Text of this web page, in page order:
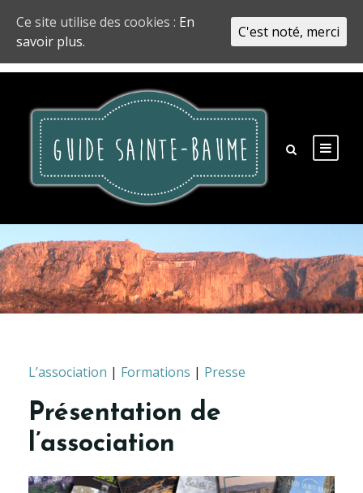
L’association | Formations | Presse
Présentation de
l’association
Ce site utilise des cookies : En
savoir plus.
C'est noté, merci